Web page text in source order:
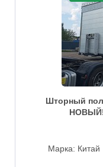
Шторный
Марка: Китай